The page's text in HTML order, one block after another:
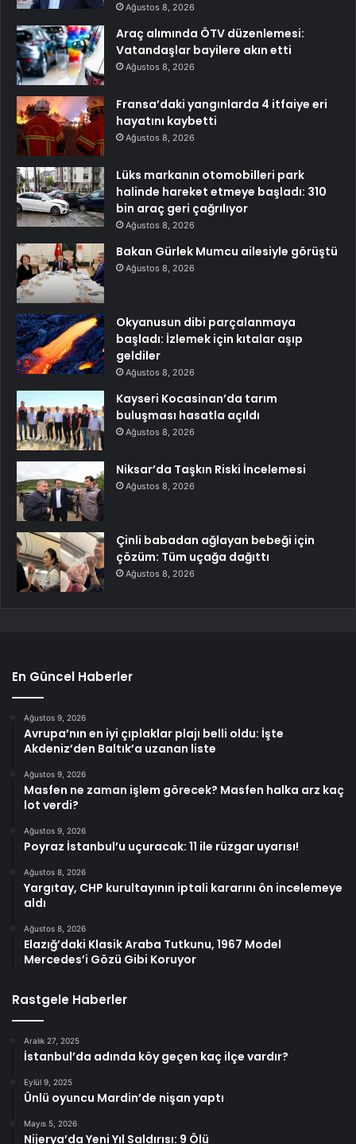
Ağustos 8, 2026
Araç alımında ÖTV düzenlemesi:
Vatandaşlar bayilere akın etti
Ağustos 8, 2026
Fransa’daki yangınlarda 4 itfaiye eri
hayatını kaybetti
Ağustos 8, 2026
Lüks markanın otomobilleri park
halinde hareket etmeye başladı: 310
bin araç geri çağrılıyor
Ağustos 8, 2026
Bakan Gürlek Mumcu ailesiyle görüştü
Ağustos 8, 2026
Okyanusun dibi parçalanmaya
başladı: İzlemek için kıtalar aşıp
geldiler
Ağustos 8, 2026
Kayseri Kocasinan’da tarım
buluşması hasatla açıldı
Ağustos 8, 2026
Niksar’da Taşkın Riski İncelemesi
Ağustos 8, 2026
Çinli babadan ağlayan bebeği için
çözüm: Tüm uçağa dağıttı
Ağustos 8, 2026
En Güncel Haberler
Ağustos 9, 2026
Avrupa’nın en iyi çıplaklar plajı belli oldu: İşte
Akdeniz’den Baltık’a uzanan liste
Ağustos 9, 2026
Masfen ne zaman işlem görecek? Masfen halka arz kaç
lot verdi?
Ağustos 9, 2026
Poyraz İstanbul’u uçuracak: 11 ile rüzgar uyarısı!
Ağustos 8, 2026
Yargıtay, CHP kurultayının iptali kararını ön incelemeye
aldı
Ağustos 8, 2026
Elazığ’daki Klasik Araba Tutkunu, 1967 Model
Mercedes’i Gözü Gibi Koruyor
Rastgele Haberler
Aralık 27, 2025
İstanbul’da adında köy geçen kaç ilçe vardır?
Eylül 9, 2025
Ünlü oyuncu Mardin’de nişan yaptı
Mayıs 5, 2026
Nijerya’da Yeni Yıl Saldırısı: 9 Ölü